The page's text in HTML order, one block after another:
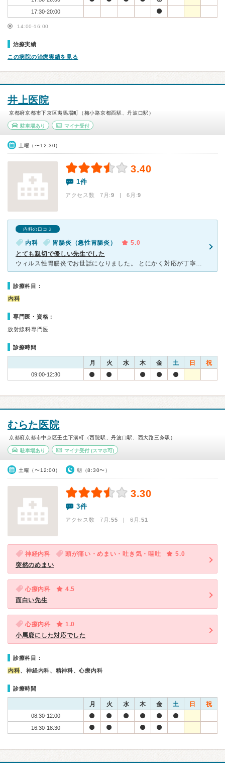
17:30-20:00
14:00-16:00
治療実績
この病院の治療実績を見る
井上医院
京都府京都市下京区夷馬場町（梅小路京都西駅、丹波口駅）
駐車場あり マイナ受付
土曜（〜12:30）
3.40
1件
アクセス数 7月:9 | 6月:9
内科の口コミ
内科 胃腸炎（急性胃腸炎）
5.0
とても親切で優しい先生でした
ウィルス性胃腸炎でお世話になりました。 とにかく対応が丁寧で、こちらが不安に思っていることを丁寧に答えて下さります。 急遽、胃カメラの検査をする事になったのですが、 初めての経験の私は緊張し
診療科目：
内科
専門医・資格：
放射線科専門医
診療時間
月 火 水 木 金 土 日 祝
09:00-12:30
むらた医院
京都府京都市中京区壬生下溝町（西院駅、丹波口駅、西大路三条駅）
駐車場あり マイナ受付(スマホ可)
土曜（〜12:00） 朝（8:30〜）
3.30
3件
アクセス数 7月:55 | 6月:51
神経内科 頭が痛い・めまい・吐き気・嘔吐
5.0
突然のめまい
心療内科
4.5
面白い先生
心療内科
1.0
小馬鹿にした対応でした
診療科目：
内科、神経内科、精神科、心療内科
診療時間
月 火 水 木 金 土 日 祝
08:30-12:00
16:30-18:30